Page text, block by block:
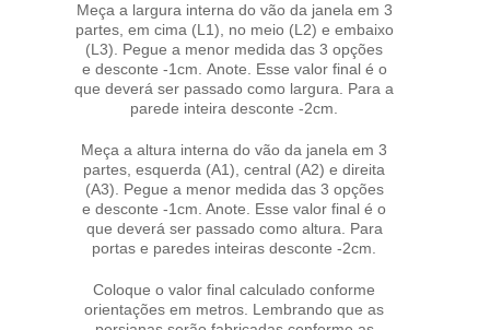
Meça a largura interna do vão da janela em 3
partes, em cima (L1), no meio (L2) e embaixo
(L3). Pegue a menor medida das 3 opções
e desconte -1cm. Anote. Esse valor final é o
que deverá ser passado como largura. Para a
parede inteira desconte -2cm.
Meça a altura interna do vão da janela em 3
partes, esquerda (A1), central (A2) e direita
(A3). Pegue a menor medida das 3 opções
e desconte -1cm. Anote. Esse valor final é o
que deverá ser passado como altura. Para
portas e paredes inteiras desconte -2cm.
Coloque o valor final calculado conforme
orientações em metros. Lembrando que as